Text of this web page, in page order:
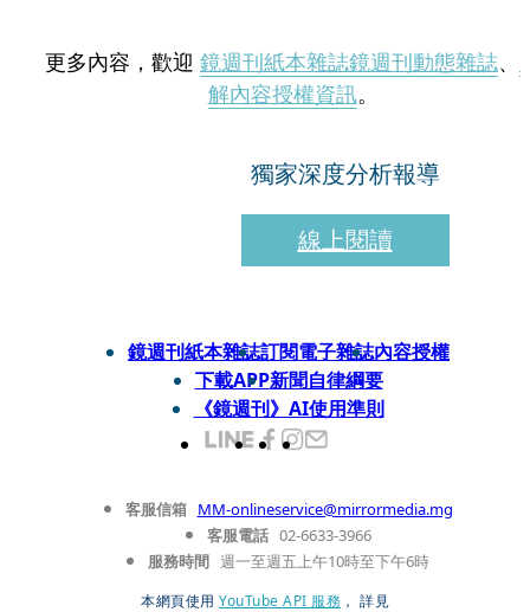
更多內容，歡迎 鏡週刊紙本雜誌鏡週刊動態雜誌、
解內容授權資訊。
獨家深度分析報導
線上閱讀
鏡週刊紙本雜誌訂閱電子雜誌內容授權
下載APP新聞自律綱要
《鏡週刊》AI使用準則
客服信箱 MM-onlineservice@mirrormedia.mg
客服電話 02-6633-3966
服務時間 週一至週五上午10時至下午6時
本網頁使用 YouTube API 服務 ， 詳見